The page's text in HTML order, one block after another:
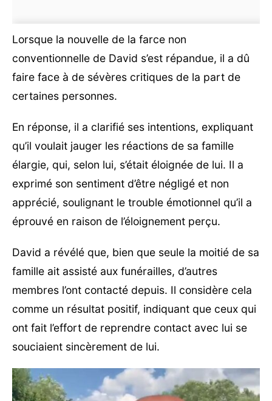
Lorsque la nouvelle de la farce non
conventionnelle de David s’est répandue, il a dû
faire face à de sévères critiques de la part de
certaines personnes.
En réponse, il a clarifié ses intentions, expliquant
qu’il voulait jauger les réactions de sa famille
élargie, qui, selon lui, s’était éloignée de lui. Il a
exprimé son sentiment d’être négligé et non
apprécié, soulignant le trouble émotionnel qu’il a
éprouvé en raison de l’éloignement perçu.
David a révélé que, bien que seule la moitié de sa
famille ait assisté aux funérailles, d’autres
membres l’ont contacté depuis. Il considère cela
comme un résultat positif, indiquant que ceux qui
ont fait l’effort de reprendre contact avec lui se
souciaient sincèrement de lui.